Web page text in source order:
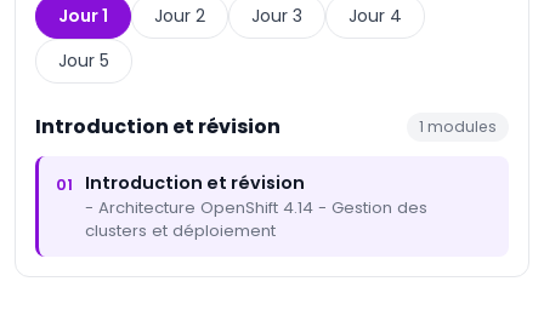
Jour 1 Jour 2 Jour 3
Jour 4
Jour 5
Introduction et révision 1 modules
01 Introduction et révision
- Architecture OpenShift 4.14 - Gestion des
clusters et déploiement